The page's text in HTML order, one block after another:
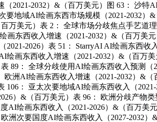
2021-2032）&（百万美元）图 63： 沙
要地域AI绘画东西市场规模（2021-2032
万美元）表 2： 全球市场分歧焦点手艺道
东西收入增速（2021-2032）&（百万美
2026）表 51： StarryAI AI绘画东西
画东西收入增速（2021-2032）&（百万
89： 全球分歧使用AI绘画东西收入预测
洲AI绘画东西收入增速（2021-2032）&
： 亚太次要地域AI绘画东西收入（
）&（百万美元）表 96： 欧洲分歧产物
AI绘画东西收入（2021-2026）&（百万美
次要国度AI绘画东西收入（2027-2032